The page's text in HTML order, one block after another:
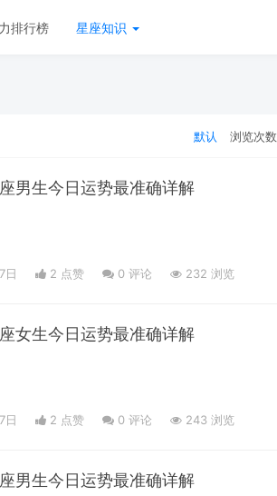
排行榜 星座知识
默认 浏览次数
男生今日运势最准确详解
日 2 点赞 0 评论 232 浏览
女生今日运势最准确详解
日 2 点赞 0 评论 243 浏览
男生今日运势最准确详解